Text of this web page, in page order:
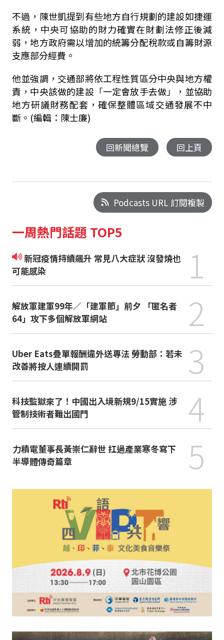
不過，陳世凱提到有些地方自行規劃的建設如捷運
系統，中央可協助的財力確實在財劃法修正後減
弱，地方政府需以增加的統籌分配稅款或自籌財源
支應部分經費。
他並強調，交通部將依工程性質區分中央與地方權
責，中央該做的建設「一定會放手去做」，並協助
地方研議財務配套，確保整體區域交通發展不中
斷。(編輯：陳士廉)
回新聞總覽 回上頁
Podcasts URL 訂閱複製
一周熱門話題 TOP5
新冠疫情持續飆升 常見八大症狀 沒發燒也
可能感染
1
解放軍建軍99年／「建軍節」前夕 「匿名者
64」攻下多個解放軍網站
2
Uber Eats疊單報酬違外送專法 勞動部：若未
改善將按人連續開罰
3
科技監獄來了！中國出入境新規9/15實施 涉
管制技術者難出國門
4
力積電董事長黃崇仁辭世 扛過產業寒冬寫下
半導體傳奇篇章
5